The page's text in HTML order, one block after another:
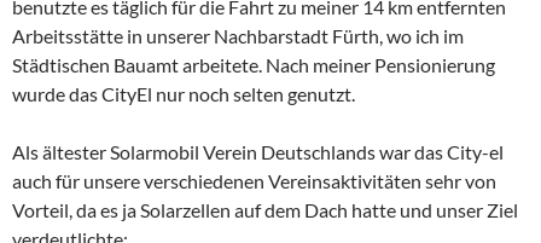
benutzte es täglich für die Fahrt zu meiner 14 km entfernten
Arbeitsstätte in unserer Nachbarstadt Fürth, wo ich im
Städtischen Bauamt arbeitete. Nach meiner Pensionierung
wurde das CityEl nur noch selten genutzt.
Als ältester Solarmobil Verein Deutschlands war das City-el
auch für unsere verschiedenen Vereinsaktivitäten sehr von
Vorteil, da es ja Solarzellen auf dem Dach hatte und unser Ziel